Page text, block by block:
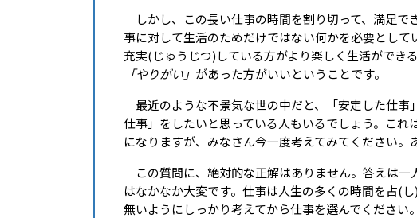
しかし、この長い仕事の時間を割り切って、満足
事に対して生活のためだけではない何かを必要とし
充実(じゅうじつ)している方がより楽しく生活ができ
「やりがい」 があった方がいいということです。
最近のような不景気な世の中だと、「安定した仕
仕事」をしたいと思っている人もいるでしょう。こ
になりますが、みなさん今一度考えてみてください
この質問に、絶対的な正解はありません。答えは
はなかなか大変です。仕事は人生の多くの時間を占(
無いようにしっかり考えてから仕事を選んでください